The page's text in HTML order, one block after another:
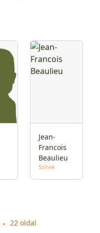
Jean-
Francois
Beaulieu
Színek
22 oldal